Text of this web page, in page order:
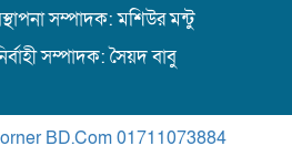
সম্পাদক: মশিউর মন্টু
সম্পাদক: সৈয়দ বাবু
BD.Com01711073884